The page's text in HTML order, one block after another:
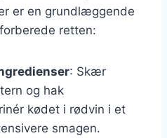
er en grundlæggende
retten:
: Skær
og hak
kødet i rødvin i et
smagen.